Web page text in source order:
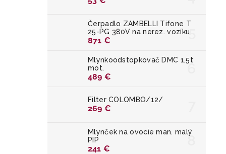
Čerpadlo ZAMBELLI Tifone T
25-PG 380V na nerez. vozíku
871 €
Mlynkoodstopkovač DMC 1,5t
mot.
489 €
Filter COLOMBO/12/
269 €
Mlynček na ovocie man. malý
PIP
241 €